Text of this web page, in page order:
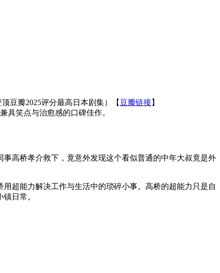
豆瓣2025评分最高日本剧集）【 豆瓣链接】
具笑点与治愈感的口碑佳作。
高桥孝介救下，竟意外发现这个看似普通的中年大叔竟是外
超能力解决工作与生活中的琐碎小事。高桥的超能力只是自
日常。